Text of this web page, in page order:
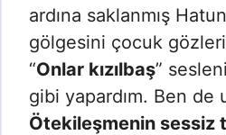
ardına saklanmış
gölgesini çocuk
“Onlar kızılbaş”
gibi yapardım. Ben de
Ötekileşmenin sessiz